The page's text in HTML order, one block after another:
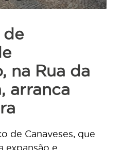
de
na Rua da
arranca
de Canaveses, que
expansão e